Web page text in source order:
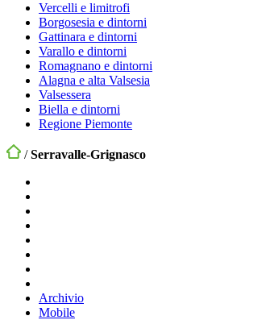
Vercelli e limitrofi
Borgosesia e dintorni
Gattinara e dintorni
Varallo e dintorni
Romagnano e dintorni
Alagna e alta Valsesia
Valsessera
Biella e dintorni
Regione Piemonte
/Serravalle-Grignasco
Archivio
Mobile